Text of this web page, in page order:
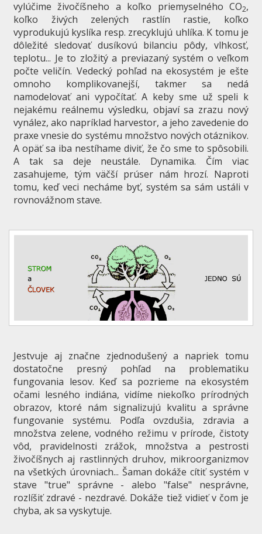
vylúčime živočíšneho a koľko priemyselného CO2,
koľko živých zelených rastlín rastie, koľko
vyprodukujú kyslíka resp. zrecyklujú uhlíka. K tomu je
dôležité sledovať dusíkovú bilanciu pôdy, vlhkosť,
teplotu... Je to zložitý a previazaný systém o veľkom
počte veličín. Vedecký pohľad na ekosystém je ešte
omnoho komplikovanejší, takmer sa nedá
namodelovať ani vypočítať. A keby sme už speli k
nejakému reálnemu výsledku, objaví sa zrazu nový
vynález, ako napríklad harvestor, a jeho zavedenie do
praxe vnesie do systému množstvo nových otáznikov.
A opäť sa iba nestíhame diviť, že čo sme to spôsobili.
A tak sa deje neustále. Dynamika. Čím viac
zasahujeme, tým väčší prúser nám hrozí. Naproti
tomu, keď veci necháme byť, systém sa sám ustáli v
rovnovážnom stave.
Jestvuje aj značne zjednodušený a napriek tomu
dostatočne presný pohľad na problematiku
fungovania lesov. Keď sa pozrieme na ekosystém
očami lesného indiána, vidíme niekoľko prírodných
obrazov, ktoré nám signalizujú kvalitu a správne
fungovanie systému. Podľa ovzdušia, zdravia a
množstva zelene, vodného režimu v prírode, čistoty
vôd, pravidelnosti zrážok, množstva a pestrosti
živočíšnych aj rastlinných druhov, mikroorganizmov
na všetkých úrovniach... Šaman dokáže cítiť systém v
stave "true" správne - alebo "false" nesprávne,
rozlíšiť zdravé - nezdravé. Dokáže tiež vidieť v čom je
chyba, ak sa vyskytuje.